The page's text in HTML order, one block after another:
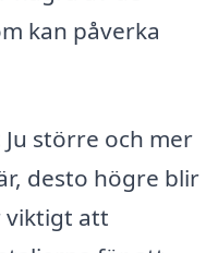
kan påverka
Ju större och mer
desto högre blir
viktigt att